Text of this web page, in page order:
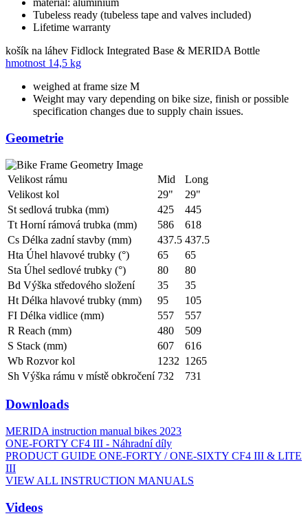
material: aluminium
Tubeless ready (tubeless tape and valves included)
Lifetime warranty
košík na láhev Fidlock Integrated Base & MERIDA Bottle
hmotnost 14,5 kg
weighed at frame size M
Weight may vary depending on bike size, finish or possible
specification changes due to supply chain issues.
Geometrie
Velikost rámu Mid
Long
Velikost kol
29"
29"
St sedlová trubka (mm)
425
445
Tt Horní rámová trubka (mm)
586
618
Cs Délka zadní stavby (mm)
437.5 437.5
Hta Úhel hlavové trubky (°)
65
65
Sta Úhel sedlové trubky (°)
80
80
Bd Výška středového složení
35
35
Ht Délka hlavové trubky (mm)
95
105
FI Délka vidlice (mm)
557
557
R Reach (mm)
480
509
S Stack (mm)
607
616
Wb Rozvor kol
1232 1265
Sh Výška rámu v místě obkročení 732 731
Downloads
MERIDA instruction manual bikes 2023
ONE-FORTY CF4 III - Náhradní díly
PRODUCT GUIDE ONE-FORTY / ONE-SIXTY CF4 III & LITE
III
VIEW ALL INSTRUCTION MANUALS
Videos